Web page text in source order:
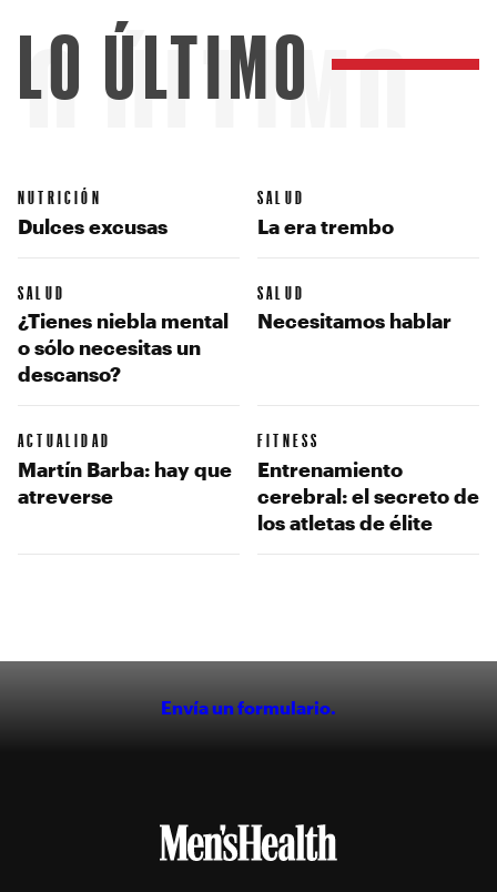
ÚLTIMO
LO ÚLTIMO
NUTRICIÓN
Dulces excusas
SALUD
La era trembo
SALUD
¿Tienes niebla mental
o sólo necesitas un
descanso?
SALUD
Necesitamos hablar
ACTUALIDAD
Martín Barba: hay que
atreverse
FITNESS
Entrenamiento
cerebral: el secreto de
los atletas de élite
Envía un formulario.